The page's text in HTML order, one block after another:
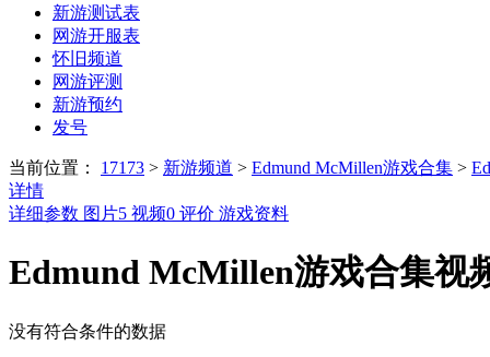
新游测试表
网游开服表
怀旧频道
网游评测
新游预约
发号
当前位置： 17173 > 新游频道 > Edmund McMillen游戏合集 >
详情
详细参数 图片5 视频0 评价 游戏资料
Edmund McMillen游戏合集视
没有符合条件的数据